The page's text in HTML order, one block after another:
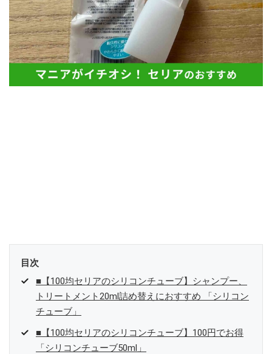
家計の救世主になりえると考え、業者とは違う視点でユーザーとして
参加中。
目次
■【100均セリアのシリコンチューブ】シャンプー、
トリートメント20ml詰め替えにおすすめ 「シリコン
チューブ」
■【100均セリアのシリコンチューブ】100円でお得
「シリコンチューブ50ml」